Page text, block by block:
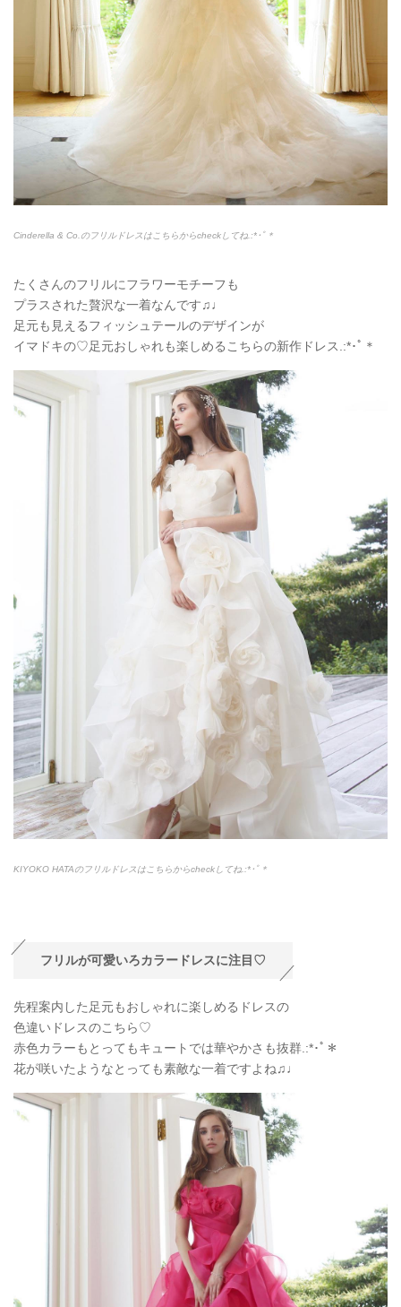
Cinderella & Co.のフリルドレスはこちらからcheckしてね.:*･ﾟ＊
たくさんのフリルにフラワーモチーフも
プラスされた贅沢な一着なんです♫♩
足元も見えるフィッシュテールのデザインが
イマドキの♡足元おしゃれも楽しめるこちらの新作ドレス.:*･ﾟ＊
KIYOKO HATAのフリルドレスはこちらからcheckしてね.:*･ﾟ＊
フリルが可愛いろカラードレスに注目♡
先程案内した足元もおしゃれに楽しめるドレスの
色違いドレスのこちら♡
赤色カラーもとってもキュートでは華やかさも抜群.:*･ﾟ＊
花が咲いたようなとっても素敵な一着ですよね♫♩